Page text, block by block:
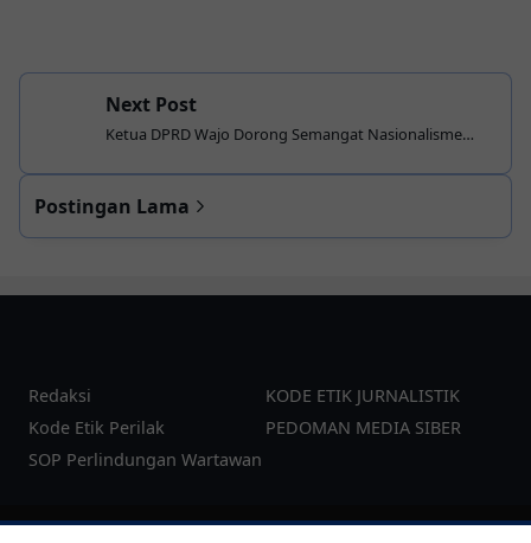
Next Post
Ketua DPRD Wajo Dorong Semangat Nasionalisme
Postingan Lama
Redaksi
KODE ETIK JURNALISTIK
Kode Etik Perilak
PEDOMAN MEDIA SIBER
SOP Perlindungan Wartawan